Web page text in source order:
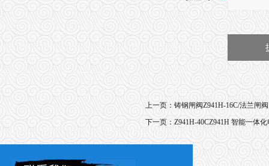
上一页： 铸钢闸阀Z941H-16C/法兰闸阀
下一页： Z941H-40CZ941H 智能一体